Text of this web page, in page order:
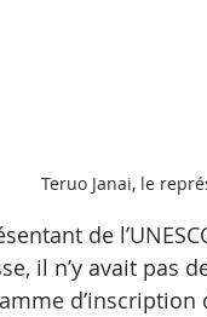
Teruo Janai, le
de
il n’y avait pas